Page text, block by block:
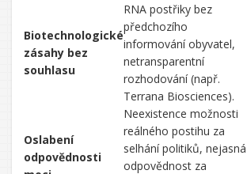
Biotechnologické
zásahy bez
souhlasu
RNA postřiky bez
předchozího
informování obyvatel,
netransparentní
rozhodování (např.
Terrana Biosciences).
Oslabení
odpovědnosti
Neexistence možnosti
reálného postihu za
selhání politiků, nejasná
odpovědnost za